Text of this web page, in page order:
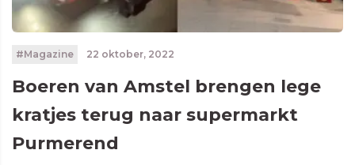
#Magazine 22 oktober, 2022
Boeren van Amstel brengen lege
kratjes terug naar supermarkt
Purmerend